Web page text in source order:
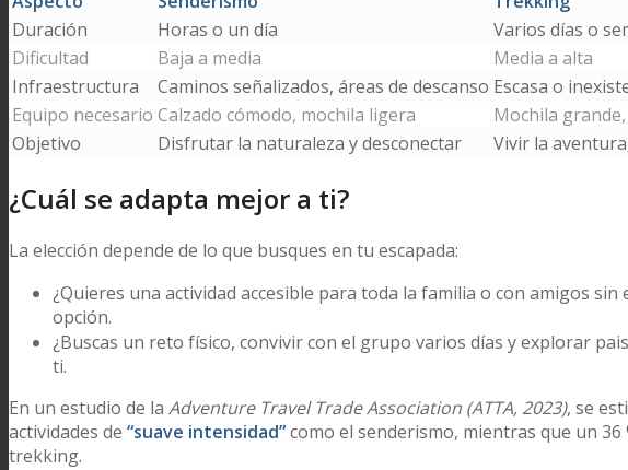
Duración
Horas o un día
Varios días o
Dificultad
Baja a media
Media a alta
Infraestructura
Caminos señalizados, áreas de descanso Escasa o
Equipo necesario Calzado cómodo, mochila ligera
Mochila
Objetivo
Disfrutar la naturaleza y desconectar Vivir la
¿Cuál se adapta mejor a ti?
La elección depende de lo que busques en tu escapada:
¿Quieres una actividad accesible para toda la familia o con amigos
opción.
¿Buscas un reto físico, convivir con el grupo varios días y explorar
ti.
En un estudio de la Adventure Travel Trade Association (ATTA, 2023), se
actividades de “suave intensidad”como el senderismo, mientras que un 36
trekking.